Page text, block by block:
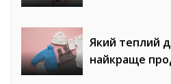
Який теплий
найкраще